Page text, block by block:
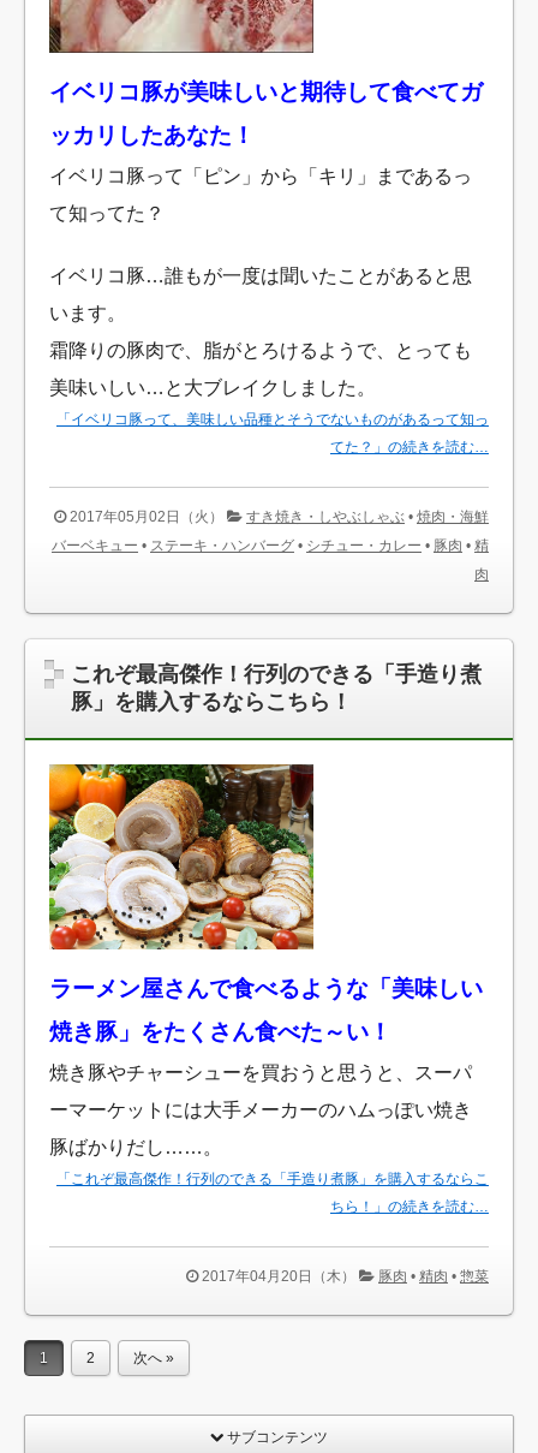
イベリコ豚が美味しいと期待して食べてガ
ッカリしたあなた！
イベリコ豚って「ピン」から「キリ」まであるっ
て知ってた？
イベリコ豚…誰もが一度は聞いたことがあると思
います。
霜降りの豚肉で、脂がとろけるようで、とっても
美味いしい…と大ブレイクしました。
「イベリコ豚って、美味しい品種とそうでないものがあるって知っ
てた？」の続きを読む…
2017年05月02日（火） すき焼き・しやぶしゃぶ • 焼肉・海鮮
バーベキュー • ステーキ・ハンバーグ • シチュー・カレー • 豚肉 • 精
肉
これぞ最高傑作！行列のできる「手造り煮
豚」を購入するならこちら！
ラーメン屋さんで食べるような「美味しい
焼き豚」をたくさん食べた～い！
焼き豚やチャーシューを買おうと思うと、スーパ
ーマーケットには大手メーカーのハムっぽい焼き
豚ばかりだし……。
「これぞ最高傑作！行列のできる「手造り煮豚」を購入するならこ
ちら！」の続きを読む…
2017年04月20日（木） 豚肉 • 精肉 • 惣菜
1 2 次へ »
サブコンテンツ